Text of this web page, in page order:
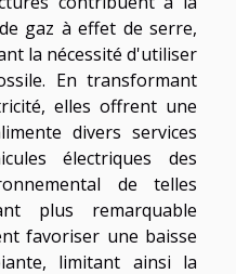
gaz à effet de serre,
la nécessité d'utiliser
En transformant
elles offrent une
divers services
électriques des
de telles
plus remarquable
favoriser une baisse
limitant ainsi la